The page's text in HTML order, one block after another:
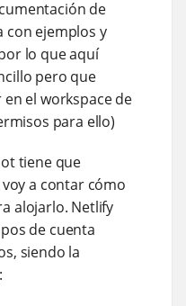
de
con ejemplos y
lo que aquí
pero que
el workspace de
para ello)
tiene que
a contar cómo
alojarlo. Netlify
de cuenta
siendo la